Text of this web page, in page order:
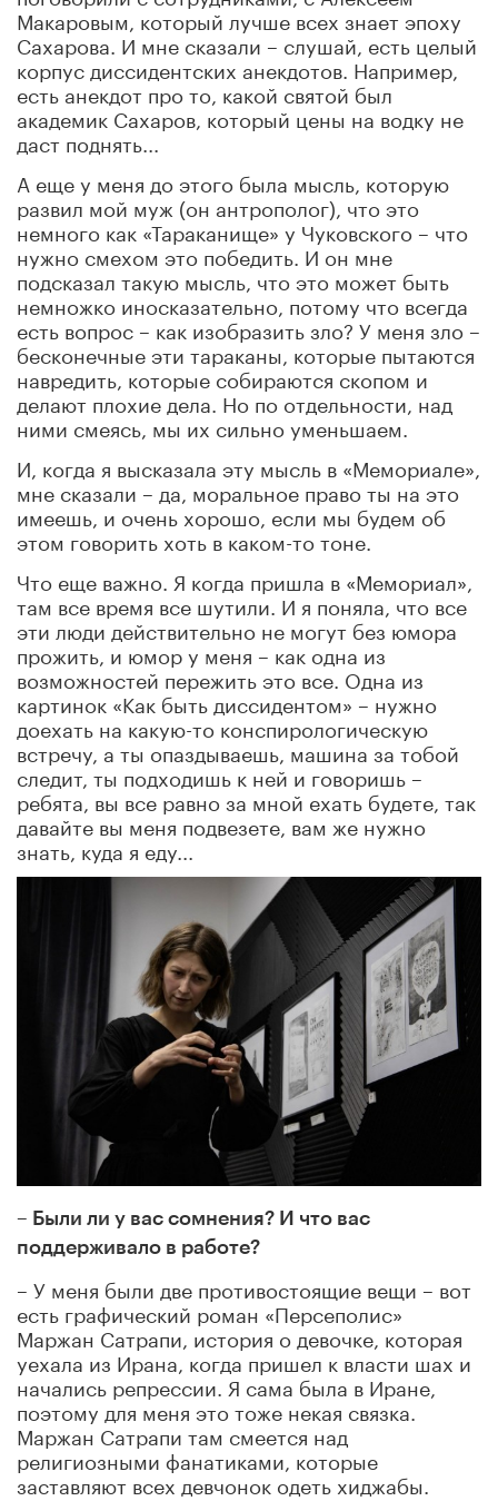
Макаровым, который лучше всех знает эпоху
Сахарова. И мне сказали – слушай, есть целый
корпус диссидентских анекдотов. Например,
есть анекдот про то, какой святой был
академик Сахаров, который цены на водку не
даст поднять...
А еще у меня до этого была мысль, которую
развил мой муж (он антрополог), что это
немного как «Тараканище» у Чуковского – что
нужно смехом это победить. И он мне
подсказал такую мысль, что это может быть
немножко иносказательно, потому что всегда
есть вопрос – как изобразить зло? У меня зло –
бесконечные эти тараканы, которые пытаются
навредить, которые собираются скопом и
делают плохие дела. Но по отдельности, над
ними смеясь, мы их сильно уменьшаем.
И, когда я высказала эту мысль в «Мемориале»,
мне сказали – да, моральное право ты на это
имеешь, и очень хорошо, если мы будем об
этом говорить хоть в каком-то тоне.
Что еще важно. Я когда пришла в «Мемориал»,
там все время все шутили. И я поняла, что все
эти люди действительно не могут без юмора
прожить, и юмор у меня – как одна из
возможностей пережить это все. Одна из
картинок «Как быть диссидентом» – нужно
доехать на какую-то конспирологическую
встречу, а ты опаздываешь, машина за тобой
следит, ты подходишь к ней и говоришь –
ребята, вы все равно за мной ехать будете, так
давайте вы меня подвезете, вам же нужно
знать, куда я еду...
– Были ли у вас сомнения? И что вас
поддерживало в работе?
– У меня были две противостоящие вещи – вот
есть графический роман «Персеполис»
Маржан Сатрапи, история о девочке, которая
уехала из Ирана, когда пришел к власти шах и
начались репрессии. Я сама была в Иране,
поэтому для меня это тоже некая связка.
Маржан Сатрапи там смеется над
религиозными фанатиками, которые
заставляют всех девчонок одеть хиджабы.